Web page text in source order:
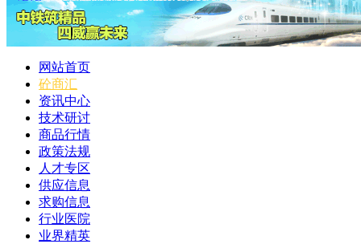
网站首页
砼商汇
资讯中心
技术研讨
商品行情
政策法规
人才专区
供应信息
求购信息
行业医院
业界精英